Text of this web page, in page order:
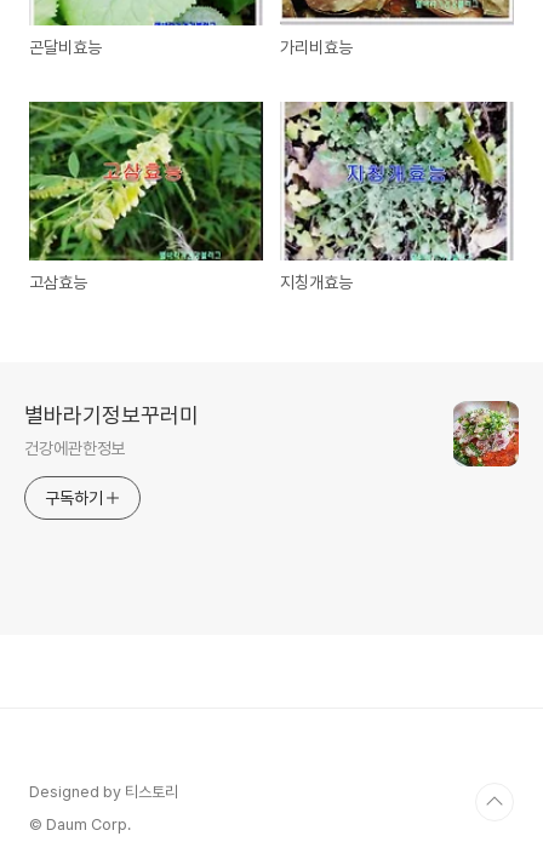
곤달비효능 가리비효능
고삼효능 지칭개효능
별바라기정보꾸러미
건강에관한정보
구독하기
Designed by 티스토리
© Daum Corp.